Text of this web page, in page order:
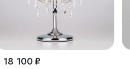
18 100 ₽